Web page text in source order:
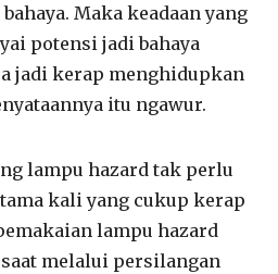
Maka keadaan yang
potensi jadi bahaya
jadi kerap menghidupkan
itu ngawur.
lampu hazard tak perlu
kali yang cukup kerap
lampu hazard
melalui persilangan